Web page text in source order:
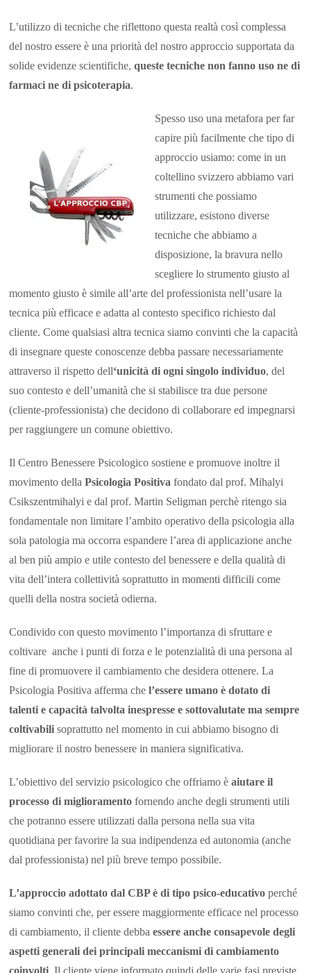
L’utilizzo di tecniche che riflettono questa realtà così complessa
del nostro essere è una priorità del nostro approccio supportata da
solide evidenze scientifiche,queste tecniche non fanno uso ne di
farmaci ne di psicoterapia.
Spesso uso una metafora per far
capire più facilmente che tipo di
approccio usiamo: come in un
coltellino svizzero abbiamo vari
strumenti che possiamo
utilizzare, esistono diverse
tecniche che abbiamo a
disposizione, la bravura nello
scegliere lo strumento giusto al
momento giusto è simile all’arte del professionista nell’usare la
tecnica più efficace e adatta al contesto specifico richiesto dal
cliente. Come qualsiasi altra tecnica siamo convinti che la capacità
di insegnare queste conoscenze debba passare necessariamente
attraverso il rispetto dell‘unicità di ogni singolo individuo, del
suo contesto e dell’umanità che si stabilisce tra due persone
(cliente-professionista) che decidono di collaborare ed impegnarsi
per raggiungere un comune obiettivo.
Il Centro Benessere Psicologico sostiene e promuove inoltre il
movimento dellaPsicologia Positiva fondato dal prof. Mihalyi
Csikszentmihalyi e dal prof. Martin Seligman perchè ritengo sia
fondamentale non limitare l’ambito operativo della psicologia alla
sola patologia ma occorra espandere l’area di applicazione anche
al ben più ampio e utile contesto del benessere e della qualità di
vita dell’intera collettività soprattutto in momenti difficili come
quelli della nostra società odierna.
Condivido con questo movimento l’importanza di sfruttare e
coltivare anche i punti di forza e le potenzialità di una persona al
fine di promuovere il cambiamento che desidera ottenere. La
Psicologia Positiva afferma chel’essere umano è dotato di
talenti e capacità talvolta inespresse e sottovalutate ma sempre
coltivabili soprattutto nel momento in cui abbiamo bisogno di
migliorare il nostro benessere in maniera significativa.
L’obiettivo del servizio psicologico che offriamo èaiutare il
processo di miglioramento fornendo anche degli strumenti utili
che potranno essere utilizzati dalla persona nella sua vita
quotidiana per favorire la sua indipendenza ed autonomia (anche
dal professionista) nel più breve tempo possibile.
L’approccio adottato dal CBP è di tipo psico-educativo perché
siamo convinti che, per essere maggiormente efficace nel processo
di cambiamento, il cliente debbaessere anche consapevole degli
aspetti generali dei principali meccanismi di cambiamento
coinvolti . Il cliente viene informato quindi delle varie fasi previste